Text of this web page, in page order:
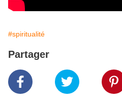
#spiritualité
Partager